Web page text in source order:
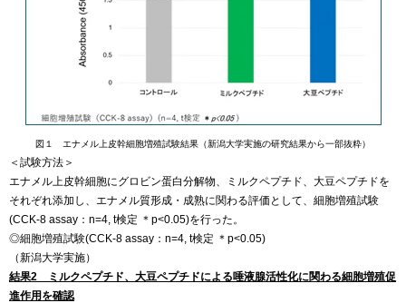
図１ エナメル上皮幹細胞増殖試験結果（新潟大学実施の研究結果から一部抜粋）
＜試験方法＞
エナメル上皮幹細胞にグロビン蛋白分解物、ミルクペプチド、大豆ペプチドを
それぞれ添加し、エナメル質形成・成熟に関わる評価として、細胞増殖試験
(CCK-8 assay：n=4, t検定 ＊p<0.05)を行った。
◎細胞増殖試験(CCK-8 assay：n=4, t検定 ＊p<0.05)
（新潟大学実施）
結果2 ミルクペプチド、大豆ペプチドによる唾液腺活性化に関わる細胞増殖促
進作用を確認